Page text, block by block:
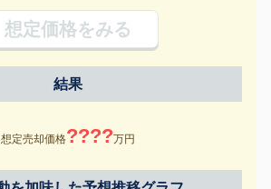
想定価格をみる
結果
想定売却価格????万円